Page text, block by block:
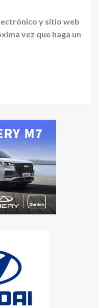
y sitio web
vez que haga un